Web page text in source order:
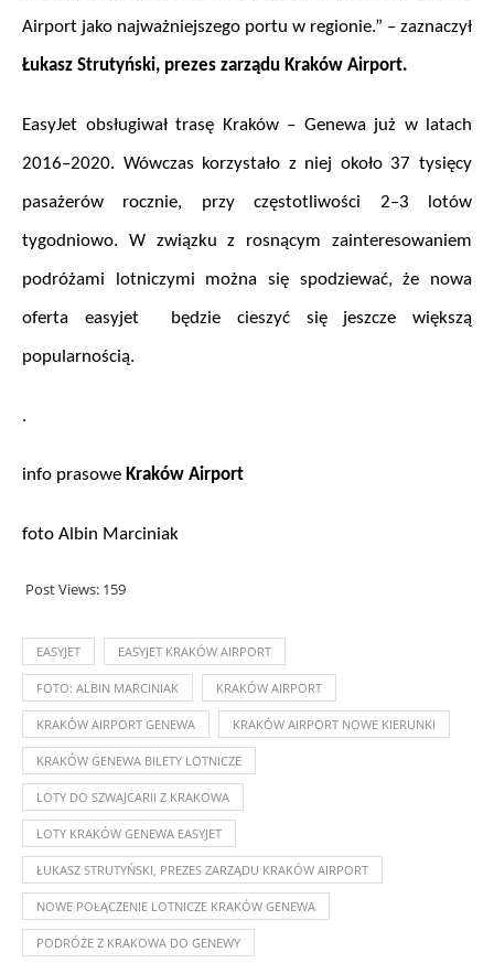
Łukasz Strutyński, prezes zarządu Kraków Airport.
EasyJet obsługiwał trasę Kraków – Genewa już w latach
2016–2020. Wówczas korzystało z niej około 37 tysięcy
pasażerów rocznie, przy częstotliwości 2–3 lotów
tygodniowo. W związku z rosnącym zainteresowaniem
podróżami lotniczymi można się spodziewać, że nowa
oferta easyjet  będzie cieszyć się jeszcze większą
popularnością.
.
info prasowe Kraków Airport
foto Albin Marciniak
Post Views: 159
EASYJET EASYJET KRAKÓW AIRPORT
FOTO: ALBIN MARCINIAK KRAKÓW AIRPORT
KRAKÓW AIRPORT GENEWA KRAKÓW AIRPORT NOWE KIERUNKI
KRAKÓW GENEWA BILETY LOTNICZE
LOTY DO SZWAJCARII Z KRAKOWA
LOTY KRAKÓW GENEWA EASYJET
ŁUKASZ STRUTYŃSKI, PREZES ZARZĄDU KRAKÓW AIRPORT
NOWE POŁĄCZENIE LOTNICZE KRAKÓW GENEWA
PODRÓŻE Z KRAKOWA DO GENEWY